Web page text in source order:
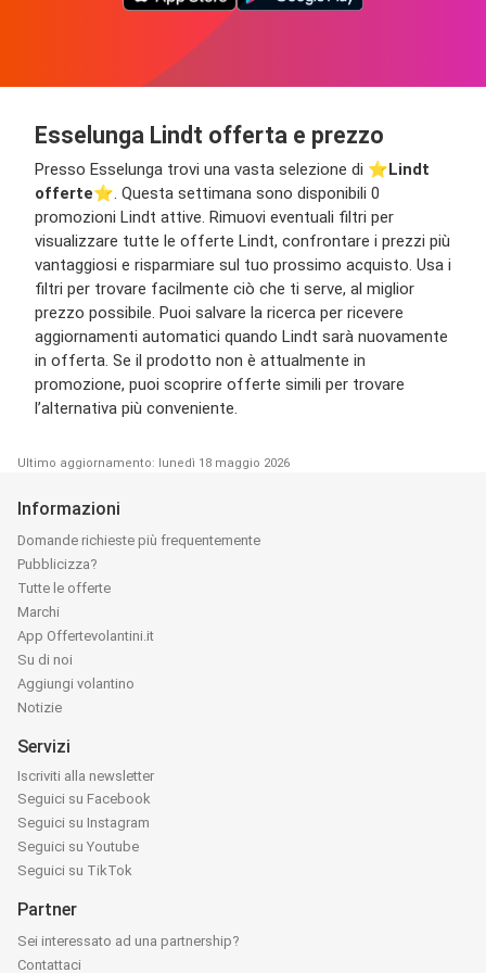
Esselunga Lindt offerta e prezzo
Presso Esselunga trovi una vasta selezione di ⭐️Lindt
offerte⭐️. Questa settimana sono disponibili 0
promozioni Lindt attive. Rimuovi eventuali filtri per
visualizzare tutte le offerte Lindt, confrontare i prezzi più
vantaggiosi e risparmiare sul tuo prossimo acquisto. Usa i
filtri per trovare facilmente ciò che ti serve, al miglior
prezzo possibile. Puoi salvare la ricerca per ricevere
aggiornamenti automatici quando Lindt sarà nuovamente
in offerta. Se il prodotto non è attualmente in
promozione, puoi scoprire offerte simili per trovare
l’alternativa più conveniente.
Ultimo aggiornamento: lunedì 18 maggio 2026
Informazioni
Domande richieste più frequentemente
Pubblicizza?
Tutte le offerte
Marchi
App Offertevolantini.it
Su di noi
Aggiungi volantino
Notizie
Servizi
Iscriviti alla newsletter
Seguici su Facebook
Seguici su Instagram
Seguici su Youtube
Seguici su TikTok
Partner
Sei interessato ad una partnership?
Contattaci